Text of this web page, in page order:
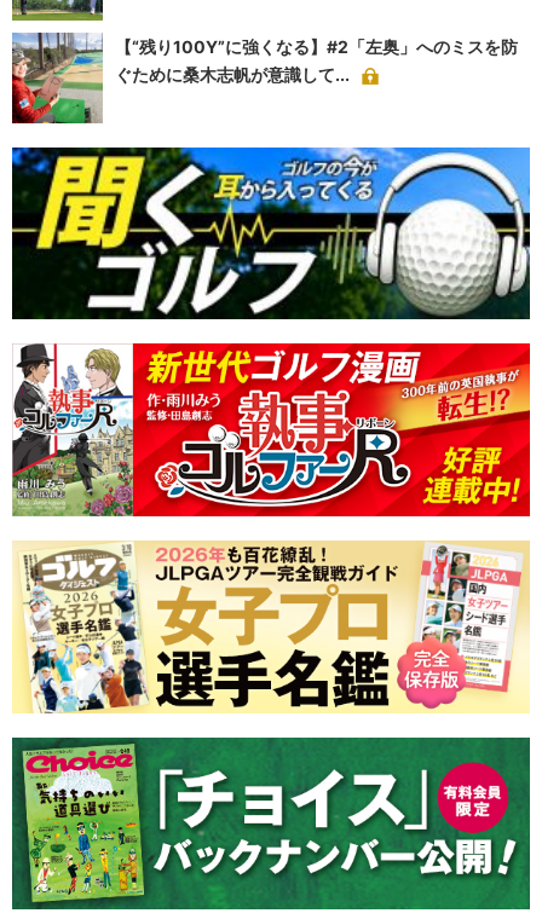
【“残り100Y”に強くなる】#2「左奥」へのミスを防
ぐために桑木志帆が意識して...